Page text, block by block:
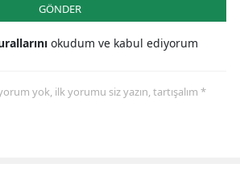
GÖNDER
okudum ve kabul ediyorum
yok, ilk yorumu siz yazın, tartışalım *